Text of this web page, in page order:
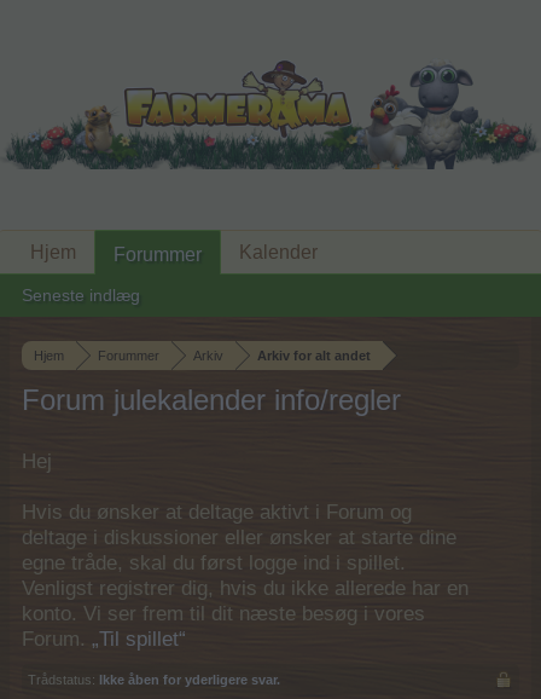
Hjem Forummer Arkiv Arkiv for alt andet
Forum julekalender info/regler
Hej
Hvis du ønsker at deltage aktivt i Forum og
deltage i diskussioner eller ønsker at starte dine
egne tråde, skal du først logge ind i spillet.
Venligst registrer dig, hvis du ikke allerede har en
konto. Vi ser frem til dit næste besøg i vores
Forum. „Til spillet“
Trådstatus: Ikke åben for yderligere svar.
Hjem Forummer
Seneste indlæg
Kalender